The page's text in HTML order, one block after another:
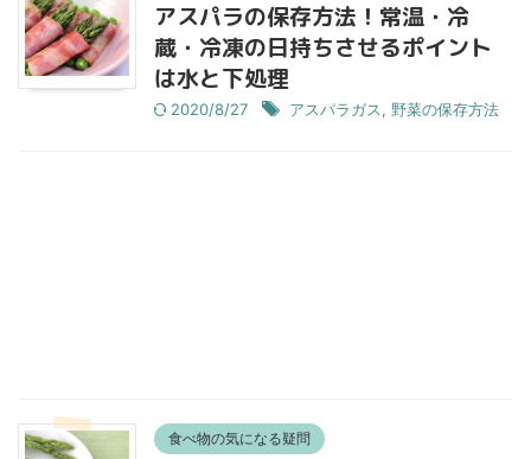
アスパラの保存方法！常温・冷
蔵・冷凍の日持ちさせるポイント
は水と下処理
2020/8/27 アスパラガス, 野菜の保存方法
食べ物の気になる疑問